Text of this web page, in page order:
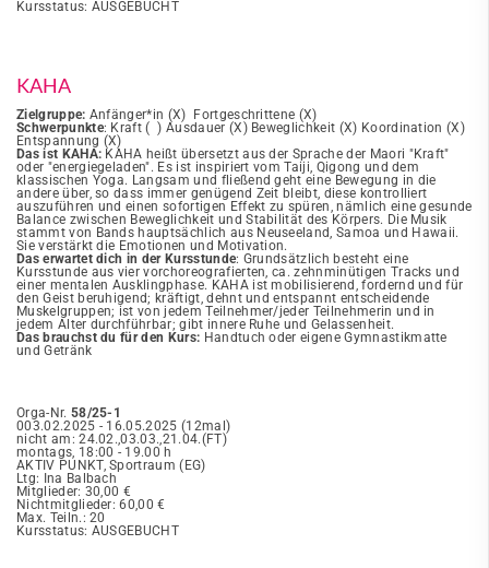
Kursstatus: AUSGEBUCHT
KAHA
Zielgruppe: Anfänger*in (X) Fortgeschrittene (X)
Schwerpunkte: Kraft ( ) Ausdauer (X) Beweglichkeit (X) Koordination (X)
Entspannung (X)
Das ist KAHA: KAHA heißt übersetzt aus der Sprache der Maori "Kraft"
oder "energiegeladen". Es ist inspiriert vom Taiji, Qigong und dem
klassischen Yoga. Langsam und fließend geht eine Bewegung in die
andere über, so dass immer genügend Zeit bleibt, diese kontrolliert
auszuführen und einen sofortigen Effekt zu spüren, nämlich eine gesunde
Balance zwischen Beweglichkeit und Stabilität des Körpers. Die Musik
stammt von Bands hauptsächlich aus Neuseeland, Samoa und Hawaii.
Sie verstärkt die Emotionen und Motivation.
Das erwartet dich in der Kursstunde: Grundsätzlich besteht eine
Kursstunde aus vier vorchoreografierten, ca. zehnminütigen Tracks und
einer mentalen Ausklingphase. KAHA ist mobilisierend, fordernd und für
den Geist beruhigend; kräftigt, dehnt und entspannt entscheidende
Muskelgruppen; ist von jedem Teilnehmer/jeder Teilnehmerin und in
jedem Alter durchführbar; gibt innere Ruhe und Gelassenheit.
Das brauchst du für den Kurs: Handtuch oder eigene Gymnastikmatte
und Getränk
Orga-Nr. 58/25-1
003.02.2025 - 16.05.2025 (12mal)
nicht am: 24.02.,03.03.,21.04.(FT)
montags, 18:00 - 19.00 h
AKTIV PUNKT, Sportraum (EG)
Ltg: Ina Balbach
Mitglieder: 30,00 €
Nichtmitglieder: 60,00 €
Max. Teiln.: 20
Kursstatus: AUSGEBUCHT